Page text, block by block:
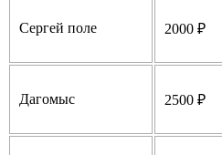
Сергей поле 2000 ₽
Дагомыс 2500 ₽